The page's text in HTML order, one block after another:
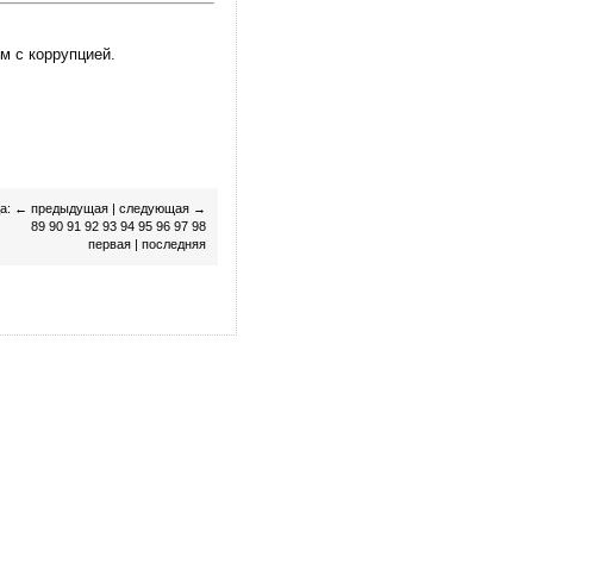
с коррупцией.
← предыдущая | следующая →
89 90 91 92 93 94 95 96 97 98
первая | последняя